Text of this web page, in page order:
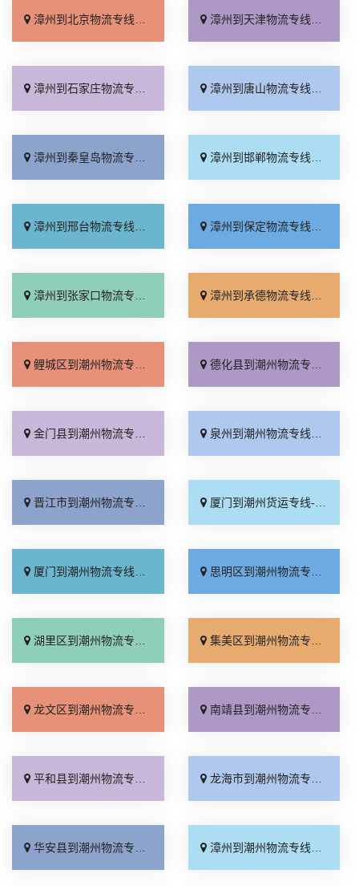
漳州到北京物流专线_收费标准「服务周到」 漳州到天津物流专线_直达特快专线「需要几天」
漳州到石家庄物流专线_专线快运「全境到达」 漳州到唐山物流专线_高速快运「快速响应」
漳州到秦皇岛物流专线_资质齐全「急你所需」 漳州到邯郸物流专线_全境到达「托运放心」
漳州到邢台物流专线_运价行情「高效快运」 漳州到保定物流专线_准时到货「全程直达」
漳州到张家口物流专线_来电咨询「直通专线」 漳州到承德物流专线_收费标准「合同承运」
鲤城区到潮州物流专线_专线查询「要几天到」 德化县到潮州物流专线_多少一方「专线快运」
金门县到潮州物流专线_运价查询「全程直达」 泉州到潮州物流专线_合理收费「限时必达」
晋江市到潮州物流专线_高效运输「几天到达」 厦门到潮州货运专线-厦门到潮州物流公司_资质齐全「无需中转」
厦门到潮州物流专线_服务周到「限时必达」 思明区到潮州物流专线_服务周到「送货上门」
湖里区到潮州物流专线_准时准点「直达不中转」 集美区到潮州物流专线_专业可靠「几天到达」
龙文区到潮州物流专线_不随意加价「诚信经营」 南靖县到潮州物流专线_全程直达「门到门配送」
平和县到潮州物流专线_按时送达「运价实惠」 龙海市到潮州物流专线_运保时效「高速快运」
华安县到潮州物流专线_直达到站「全程无虑」 漳州到潮州物流专线_怎么收费「运费多少」